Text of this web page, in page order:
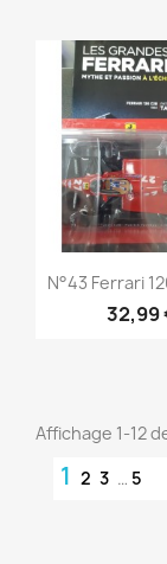
 Aperçu
N°43 Ferrari
32,99
Affichage 1-12
1 2 3 … 5